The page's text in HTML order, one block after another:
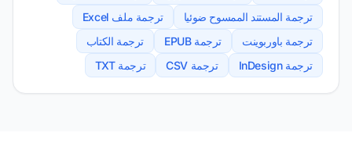
ترجمة المستند الممسوح ضوئيا
ترجمة ملف Excel
ترجمة باوربوينت
ترجمة EPUB
ترجمة الكتاب
ترجمة InDesign
ترجمة CSV ترجمة TXT